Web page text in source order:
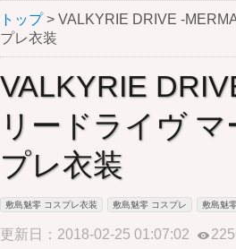
トップ> VALKYRIE DRIVE -
プレ衣装
VALKYRIE
リードライヴ
プレ衣装
敷島魅零 コスプレ衣装 敷島魅零 コスプレ 敷島魅
更新日：2018-02-25 01:07:02